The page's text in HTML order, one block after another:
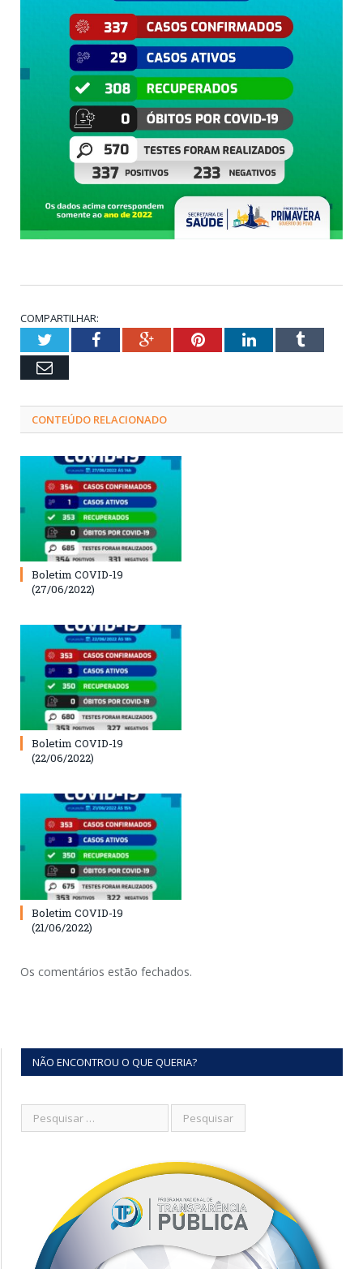
COMPARTILHAR:
TwitterFacebookGoogle+PinterestLinkedInTumblr
Email
CONTEÚDO RELACIONADO
Boletim COVID-19
(27/06/2022)
Boletim COVID-19
(22/06/2022)
Boletim COVID-19
(21/06/2022)
Os comentários estão fechados.
NÃO ENCONTROU O QUE QUERIA?